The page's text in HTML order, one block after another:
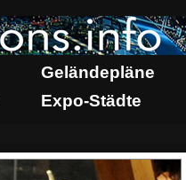
Geländepläne
Expo-Städte